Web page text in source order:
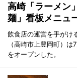
高崎「ラーメン
麺」看板メニュ
飲食店の運営を手がけ
（高崎市上豊岡町）
をオープンした。